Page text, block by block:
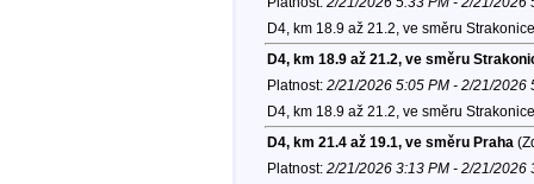
D4, km 18.9 až 21.2, ve směru
D4, km 18.9 až 21.2, ve směru
Platnost: 2/21/2026 5:05 PM - 2/21/2026
D4, km 18.9 až 21.2, ve směru
D4, km 21.4 až 19.1, ve směru Praha
Platnost: 2/21/2026 3:13 PM - 2/21/2026